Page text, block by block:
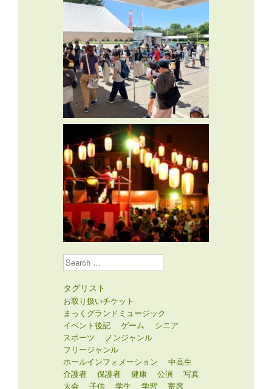
Search
タグリスト
お取り扱いチケット
まっくグランドミュージック
イベント後記
ゲーム
シニア
スポーツ
ノンジャンル
フリージャンル
ホールインフォメーション
中高生
介護者
保護者 健康 公演
写真
大会
子供 学生 学習 寄席